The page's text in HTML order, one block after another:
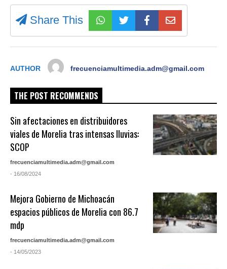
Share This
AUTHOR frecuenciamultimedia.adm@gmail.com
THE POST RECOMMENDS
Sin afectaciones en distribuidores
viales de Morelia tras intensas lluvias:
SCOP
frecuenciamultimedia.adm@gmail.com
- 16/08/2024
Mejora Gobierno de Michoacán
espacios públicos de Morelia con 86.7
mdp
frecuenciamultimedia.adm@gmail.com
- 14/05/2023